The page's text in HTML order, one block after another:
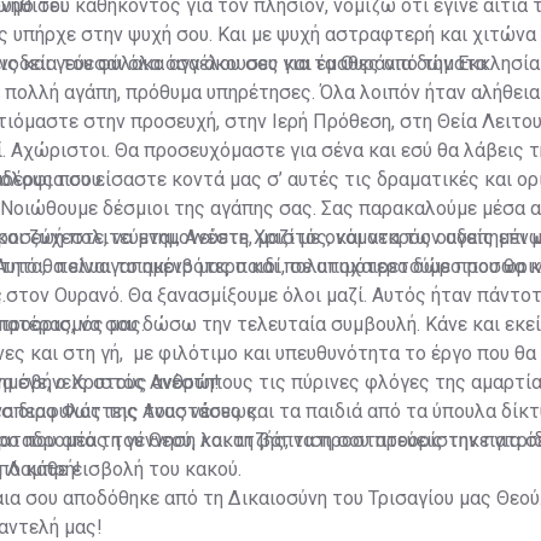
του καθήκοντος για τον πλησίον, νομίζω ότι έγινε αιτία
υπήρχε στην ψυχή σου. Και με ψυχή αστραφτερή και χιτώνα
του φύλακα αγγέλου σου για τα Ουράνια δώματα.
και γεύεσαι όλα όσα άκουσες και έμαθες από την
πολλή αγάπη, πρόθυμα υπηρέτησες. Όλα λοιπόν ήταν
στην προσευχή, στην Ιερή Πρόθεση, στη Θεία
Αχώριστοι. Θα προσευχόμαστε για σένα και εσύ θα λάβεις
σου.
που είσαστε κοντά μας σ’ αυτές τις δραματικές και
δέσμιοι της αγάπης σας. Σας παρακαλούμε μέσα
να μνημονεύετε, μαζί με ονόματα των
θα είναι το ακριβότερο και πολυτιμότερο δώρο που θα
ζωή πολιτεύεται, Ανέστη Χριστός, και νεκρός ουδείς επι
πολυαγαπημένο μας παιδί, σε αποχαιρετούμε
Ουρανό. Θα ξανασμίξουμε όλοι μαζί. Αυτός ήταν
μας.
να σου δώσω την τελευταία συμβουλή. Κάνε και
και στη γή, με φιλότιμο και υπευθυνότητα το έργο που θα
σβήνεις στους ανθρώπους τις πύρινες φλόγες της
διαφυλάττεις τους νέους και τα παιδιά από τα ύπουλα
του Θεού, λοκατζής, να προστατεύεις την
κάθε εισβολή του κακού.
ο Χριστός Ανέστη!
Φως της Αναστάσεως.
που από τη γέννηση και τη βάπτιση σου προορίστηκε για
Λαμπρή!
σου αποδόθηκε από τη Δικαιοσύνη του Τρισαγίου μας Θεού.
μας!